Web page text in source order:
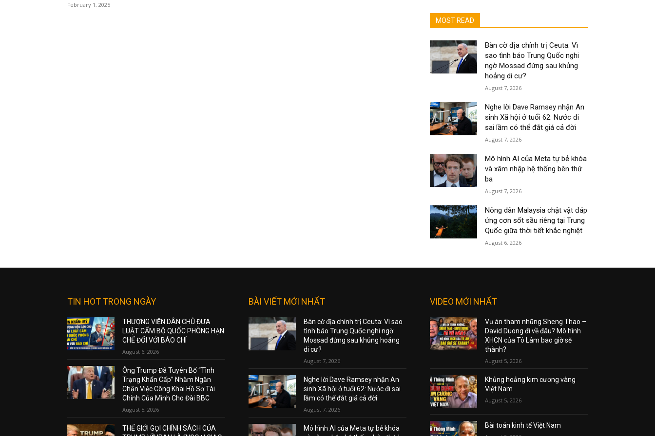
February 1, 2025
MOST READ
Bàn cờ địa chính trị Ceuta: Vì
sao tình báo Trung Quốc nghi
ngờ Mossad đứng sau khủng
hoảng di cư?
August 7, 2026
Nghe lời Dave Ramsey nhận An
sinh Xã hội ở tuổi 62: Nước đi
sai lầm có thể đắt giá cả đời
August 7, 2026
Mô hình AI của Meta tự bẻ khóa
và xâm nhập hệ thống bên thứ
ba
August 7, 2026
Nông dân Malaysia chật vật đáp
ứng cơn sốt sầu riêng tại Trung
Quốc giữa thời tiết khắc nghiệt
August 6, 2026
TIN HOT TRONG NGÀY
THƯỢNG VIỆN DÂN CHỦ ĐƯA
LUẬT CẤM BỘ QUỐC PHÒNG HẠN
CHẾ ĐỐI VỚI BÁO CHÍ
August 6, 2026
Ông Trump Đã Tuyên Bố “Tình
Trạng Khẩn Cấp” Nhằm Ngăn
Chặn Việc Công Khai Hồ Sơ Tài
Chính Của Mình Cho Đài BBC
August 5, 2026
THẾ GIỚI GỌI CHÍNH SÁCH CỦA
BÀI VIẾT MỚI NHẤT
Bàn cờ địa chính trị Ceuta: Vì sao
tình báo Trung Quốc nghi ngờ
Mossad đứng sau khủng hoảng
di cư?
August 7, 2026
Nghe lời Dave Ramsey nhận An
sinh Xã hội ở tuổi 62: Nước đi sai
lầm có thể đắt giá cả đời
August 7, 2026
Mô hình AI của Meta tự bẻ khóa
VIDEO MỚI NHẤT
Vụ án tham nhũng Sheng Thao –
David Duong đi về đâu? Mô hình
XHCN của Tô Lâm bao giờ sẽ
thành?
August 5, 2026
Khủng hoảng kim cương vàng
Việt Nam
August 5, 2026
Bài toán kinh tế Việt Nam